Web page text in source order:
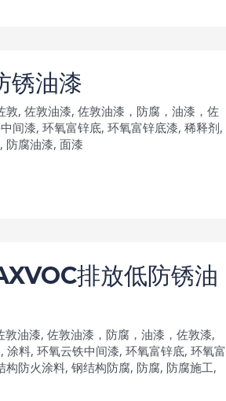
锈油漆
敦, 佐敦油漆, 佐敦油漆，防腐，油漆，佐
间漆, 环氧富锌底, 环氧富锌底漆, 稀释剂,
, 防腐油漆, 面漆
排放低防锈油
敦油漆, 佐敦油漆，防腐，油漆，佐敦漆,
, 涂料, 环氧云铁中间漆, 环氧富锌底, 环氧富
构防火涂料, 钢结构防腐, 防腐, 防腐施工,